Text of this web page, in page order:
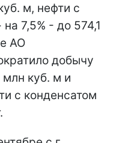
м, нефти с
7,5% - до 574,1
АО
добычу
млн куб. м и
с конденсатом